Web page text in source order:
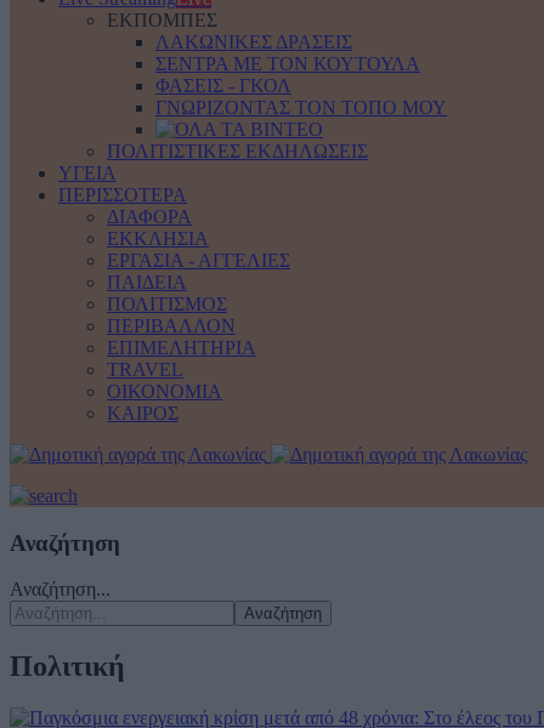
ΕΚΠΟΜΠΕΣ
ΛΑΚΩΝΙΚΕΣ ΔΡΑΣΕΙΣ
ΣΕΝΤΡΑ ΜΕ ΤΟΝ ΚΟΥΤΟΥΛΑ
ΦΑΣΕΙΣ - ΓΚΟΛ
ΓΝΩΡΙΖΟΝΤΑΣ ΤΟΝ ΤΟΠΟ ΜΟΥ
ΠΟΛΙΤΙΣΤΙΚΕΣ ΕΚΔΗΛΩΣΕΙΣ
ΥΓΕΙΑ
ΠΕΡΙΣΣΟΤΕΡΑ
ΔΙΑΦΟΡΑ
ΕΚΚΛΗΣΙΑ
ΕΡΓΑΣΙΑ - ΑΓΓΕΛΙΕΣ
ΠΑΙΔΕΙΑ
ΠΟΛΙΤΙΣΜΟΣ
ΠΕΡΙΒΑΛΛΟΝ
ΕΠΙΜΕΛΗΤΗΡΙΑ
TRAVEL
ΟΙΚΟΝΟΜΙΑ
ΚΑΙΡΟΣ
Αναζήτηση
Αναζήτηση...
Αναζήτηση
Πολιτική